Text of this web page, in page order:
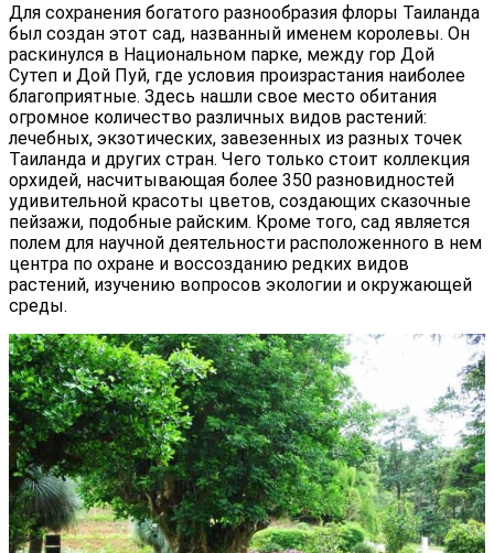
Для сохранения богатого разнообразия флоры Таиланда
был создан этот сад, названный именем королевы. Он
раскинулся в Национальном парке, между гор Дой
Сутеп и Дой Пуй, где условия произрастания наиболее
благоприятные. Здесь нашли свое место обитания
огромное количество различных видов растений:
лечебных, экзотических, завезенных из разных точек
Таиланда и других стран. Чего только стоит коллекция
орхидей, насчитывающая более 350 разновидностей
удивительной красоты цветов, создающих сказочные
пейзажи, подобные райским. Кроме того, сад является
полем для научной деятельности расположенного в нем
центра по охране и воссозданию редких видов
растений, изучению вопросов экологии и окружающей
среды.